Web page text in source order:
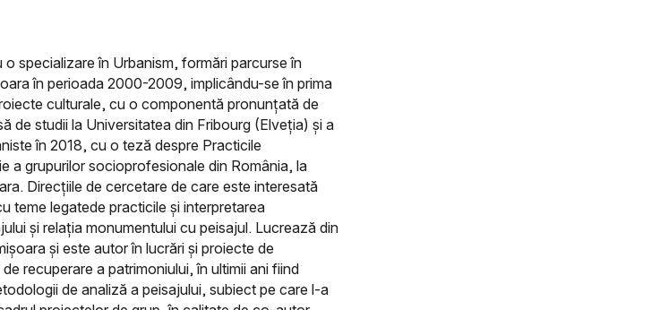
specializare în Urbanism, formări parcurse în
în perioada 2000-2009, implicându-se în prima
culturale, cu o componentă pronunțată de
de studii la Universitatea din Fribourg (Elveția) și a
în 2018, cu o teză despre Practicile
a grupurilor socioprofesionale din România, la
Direcțiile de cercetare de care este interesată
teme legatede practicile și interpretarea
și relația monumentului cu peisajul. Lucrează din
și este autor în lucrări și proiecte de
recuperare a patrimoniului, în ultimii ani fiind
de analiză a peisajului, subiect pe care l-a